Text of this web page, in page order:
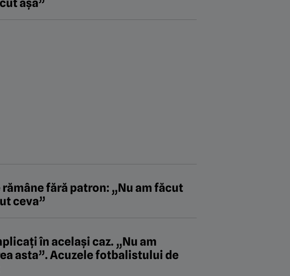
așa”
rămâne fără patron: „Nu am făcut
ceva”
în același caz. „Nu am
asta”. Acuzele fotbalistului de